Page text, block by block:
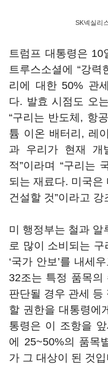
SK넥실리
트럼프 대통령은 10
트루스소셜에 “강
리에 대한 50% 관
다. 발효 시점도 오
“구리는 반도체, 항
튬 이온 배터리, 레
과 우리가 현재 개
적”이라며 “구리는
되는 재료다. 미국은
건설할 것”이라고 강
미 행정부는 철과 알
로 많이 소비되는
‘국가 안보’를 내세
32조는 특정 품목의
판단될 경우 관세 등
할 권한을 대통령에
통령은 이 조항을
에 25~50%의 품목
가 그 대상이 된 것